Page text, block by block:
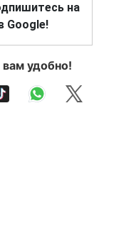
на
Google!
вам удобно!